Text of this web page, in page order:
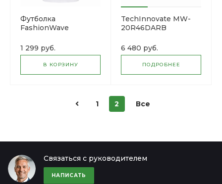
Футболка
FashionWave
1 299 руб.
В КОРЗИНУ
TechInnovate MW-
20R46DARB
6 480 руб.
ПОДРОБНЕЕ
1 2 Все
Связаться с руководителем
НАПИСАТЬ